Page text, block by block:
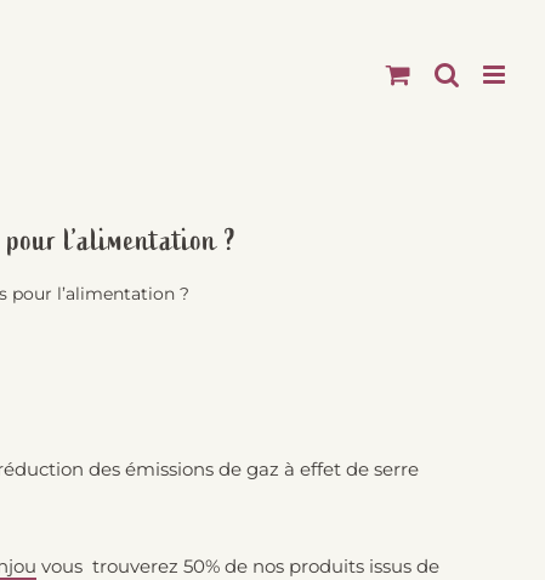
l’alimentation ?
pour l’alimentation ?
des émissions de gaz à effet de serre
vous trouverez 50% de nos produits issus de